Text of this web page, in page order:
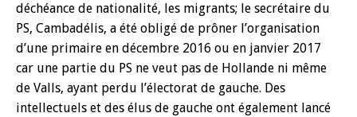
déchéance de nationalité, les migrants; le secrétaire du
PS, Cambadélis, a été obligé de prôner l’organisation
d’une primaire en décembre 2016 ou en janvier 2017
car une partie du PS ne veut pas de Hollande ni même
de Valls, ayant perdu l’électorat de gauche. Des
intellectuels et des élus de gauche ont également lancé